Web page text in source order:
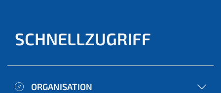
SCHNELLZUGRIFF
ORGANISATION